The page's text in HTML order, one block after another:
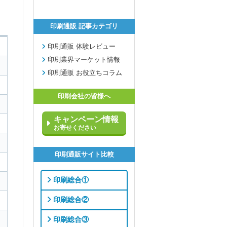
印刷通販 記事カテゴリ
印刷通販 体験レビュー
印刷業界マーケット情報
印刷通販 お役立ちコラム
印刷会社の皆様へ
キャンペーン情報
お寄せください
印刷通販サイト比較
印刷総合①
印刷総合②
印刷総合③